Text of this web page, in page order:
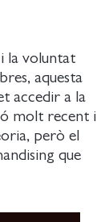
la voluntat
aquesta
accedir a la
molt recent i
però el
que